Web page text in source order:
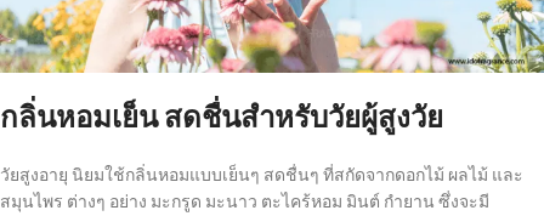
กลิ่นหอมเย็น สดชื่นสำหรับวัยผู้สูงวัย
วัยสูงอายุ นิยมใช้กลิ่นหอมแบบเย็นๆ สดชื่นๆ ที่สกัดจากดอกไม้ ผลไม้ และ
สมุนไพร ต่างๆ อย่าง มะกรูด มะนาว ตะไคร้หอม มินต์ กำยาน ซึ่งจะมี